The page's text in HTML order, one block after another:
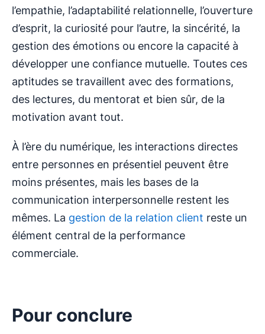
l’empathie, l’adaptabilité relationnelle, l’ouverture
d’esprit, la curiosité pour l’autre, la sincérité, la
gestion des émotions ou encore la capacité à
développer une confiance mutuelle. Toutes ces
aptitudes se travaillent avec des formations,
des lectures, du mentorat et bien sûr, de la
motivation avant tout.
À l’ère du numérique, les interactions directes
entre personnes en présentiel peuvent être
moins présentes, mais les bases de la
communication interpersonnelle restent les
mêmes. La gestion de la relation client reste un
élément central de la performance
commerciale.
Pour conclure